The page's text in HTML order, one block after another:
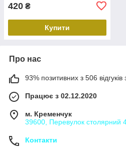
420 ₴
Купити
Про нас
93% позитивних з 506 відгуків
Працює з 02.12.2020
м. Кременчук
39600, Перевулок столярний
Контакти